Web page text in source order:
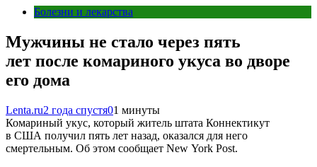
Болезни и лекарства
Мужчины не стало через пять
лет после комариного укуса во дворе
его дома
Lenta.ru2 года спустя01 минуты
Комариный укус, который житель штата Коннектикут
в США получил пять лет назад, оказался для него
смертельным. Об этом сообщает New York Post.